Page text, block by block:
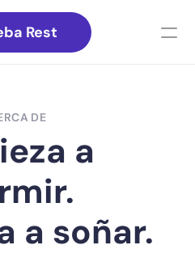
Rest
pernoctación
DE
a
a soñar.